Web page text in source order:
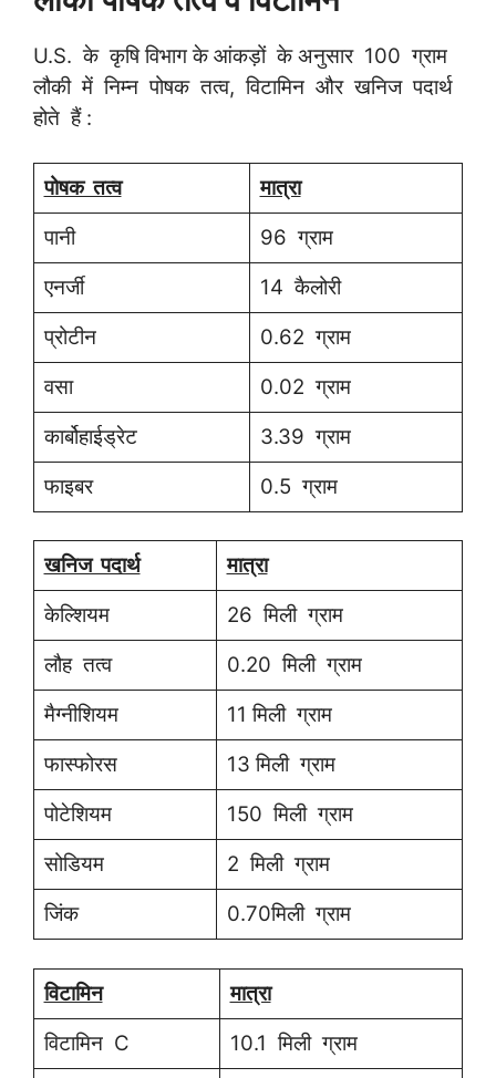
U.S. के कृषि विभाग के आंकड़ों के अनुसार 100 ग्राम
लौकी में निम्न पोषक तत्व, विटामिन और खनिज पदार्थ
होते हैं :
पोषक तत्व
मात्रा
पानी
96 ग्राम
एनर्जी
14 कैलोरी
प्रोटीन
0.62 ग्राम
वसा
0.02 ग्राम
कार्बोहाईड्रेट
3.39 ग्राम
फाइबर
0.5 ग्राम
खनिज पदार्थ
मात्रा
केल्शियम
26 मिली ग्राम
लौह तत्व
0.20 मिली ग्राम
मैग्नीशियम
11 मिली ग्राम
फास्फोरस
13 मिली ग्राम
पोटेशियम
150 मिली ग्राम
सोडियम
2 मिली ग्राम
जिंक
0.70मिली ग्राम
विटामिन
मात्रा
विटामिन C
10.1 मिली ग्राम